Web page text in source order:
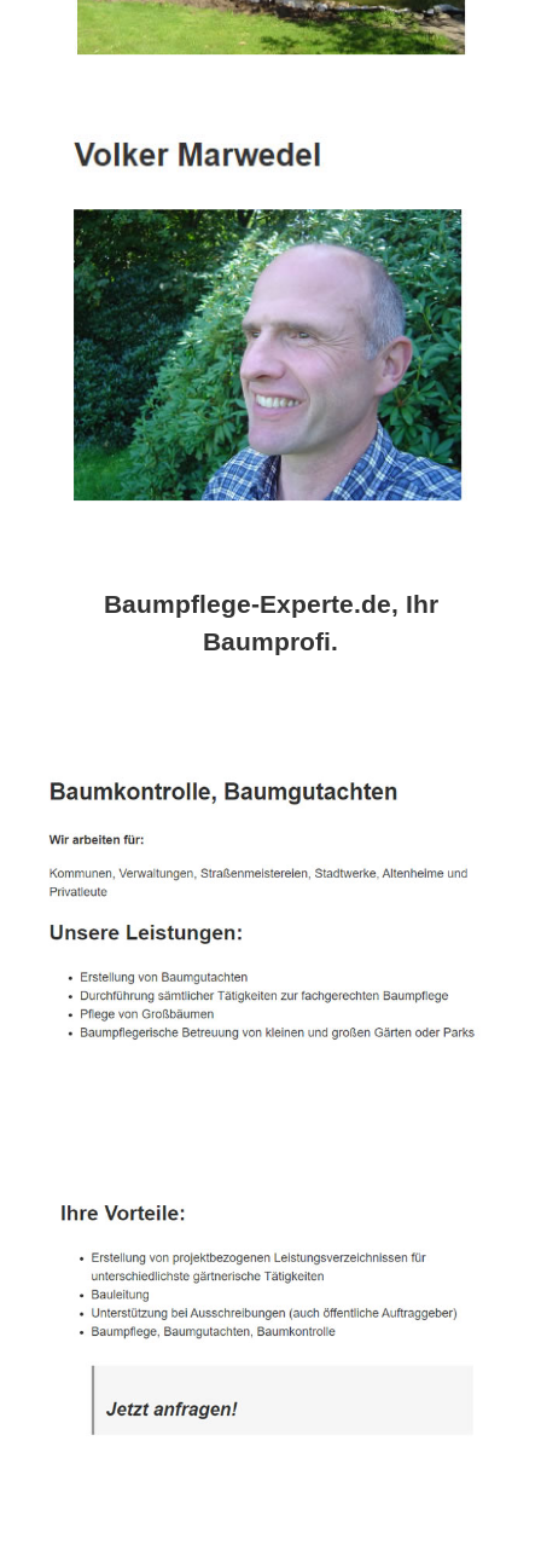
Baumpflege-Experte.de, Ihr
Baumprofi.